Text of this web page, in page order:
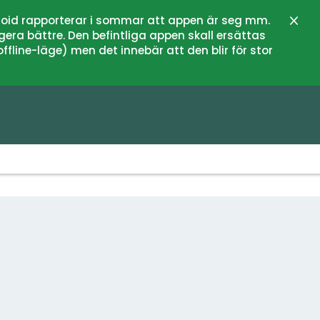
rapporterar i sommar att appen är seg mm.
bättre. Den befintliga appen skall ersättas
läge) men det innebär att den blir för stor